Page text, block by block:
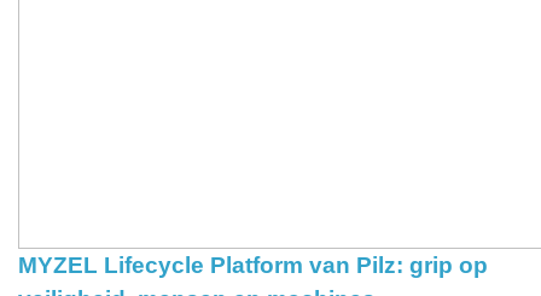
MYZEL Lifecycle Platform van Pilz: grip op